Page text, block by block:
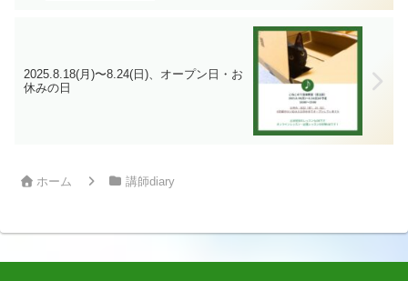
2025.8.18(月)〜8.24(日)、オープン日・お
休みの日
ホーム 講師diary